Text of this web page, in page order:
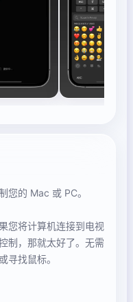
您的 Mac 或 PC。
您将计算机连接到电视
制，那就太好了。无需
寻找鼠标。